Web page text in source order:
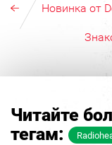
Новинка от
Читайте
тегам: